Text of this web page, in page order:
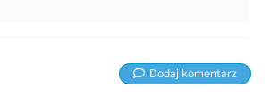
Dodaj komentarz